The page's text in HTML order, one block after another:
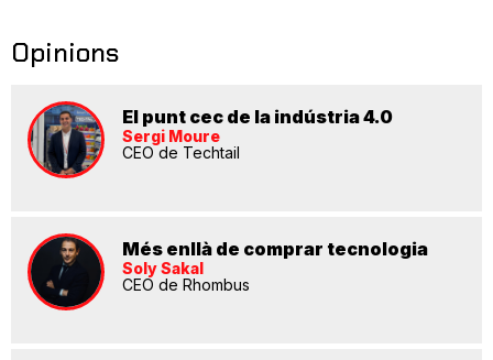
Opinions
El punt cec de la indústria 4.0
Sergi Moure
CEO de Techtail
Més enllà de comprar tecnologia
Soly Sakal
CEO de Rhombus